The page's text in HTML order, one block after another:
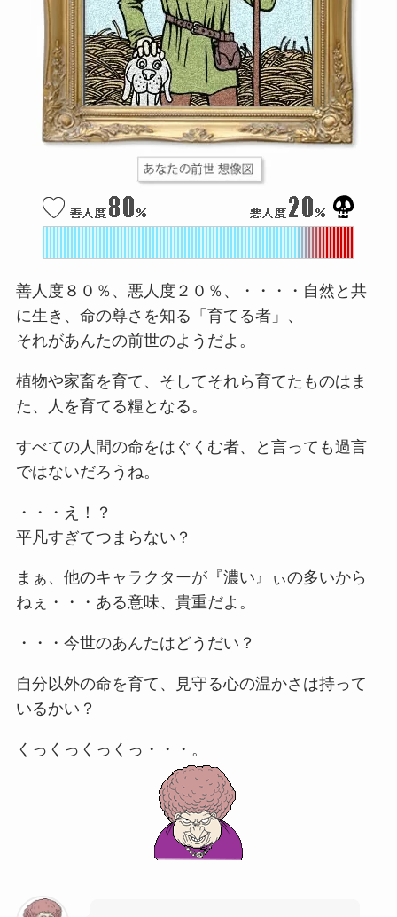
善人度８０％、悪人度２０％、・・・・自然と共
に生き、命の尊さを知る「育てる者」、
それがあんたの前世のようだよ。
植物や家畜を育て、そしてそれら育てたものはま
た、人を育てる糧となる。
すべての人間の命をはぐくむ者、と言っても過言
ではないだろうね。
・・・え！？
平凡すぎてつまらない？
まぁ、他のキャラクターが『濃い』ぃの多いから
ねぇ・・・ある意味、貴重だよ。
・・・今世のあんたはどうだい？
自分以外の命を育て、見守る心の温かさは持って
いるかい？
くっくっくっくっ・・・。